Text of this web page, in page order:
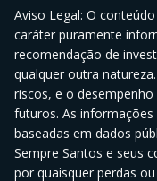
Aviso Legal: O
caráter puramente
recomendação de
qualquer outra
riscos, e o
futuros. As
baseadas em dados
Sempre Santos e seus
por quaisquer perdas